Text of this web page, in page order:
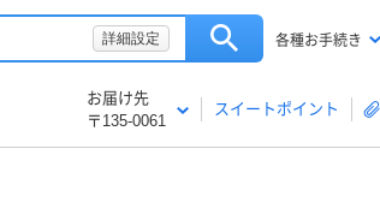
詳細設定 各種お手続き
お届け先
〒135-0061
スイートポイント